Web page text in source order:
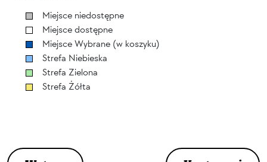
Miejsce niedostępne
Miejsce dostępne
Miejsce Wybrane (w koszyku)
Strefa Niebieska
Strefa Zielona
Strefa Żółta